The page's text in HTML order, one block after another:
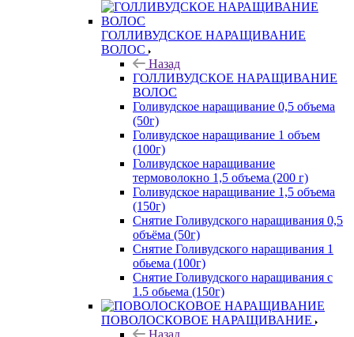
ГОЛЛИВУДСКОЕ НАРАЩИВАНИЕ
ВОЛОС
Назад
ГОЛЛИВУДСКОЕ НАРАЩИВАНИЕ
ВОЛОС
Голивудское наращивание 0,5 объема
(50г)
Голивудское наращивание 1 объем
(100г)
Голивудское наращивание
термоволокно 1,5 объема (200 г)
Голивудское наращивание 1,5 объема
(150г)
Снятие Голивудского наращивания 0,5
объёма (50г)
Снятие Голивудского наращивания 1
обьема (100г)
Снятие Голивудского наращивания с
1.5 обьема (150г)
ПОВОЛОСКОВОЕ НАРАЩИВАНИЕ
Назад